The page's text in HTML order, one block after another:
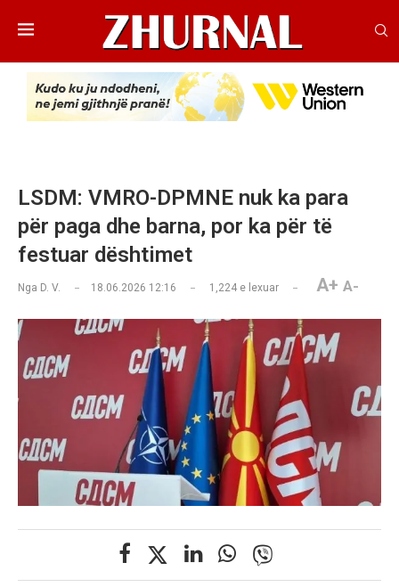
LSDM: VMRO-DPMNE nuk ka para
për paga dhe barna, por ka për të
festuar dështimet
Nga D. V. 18.06.2026 12:16 1,224 e lexuar A+ A-